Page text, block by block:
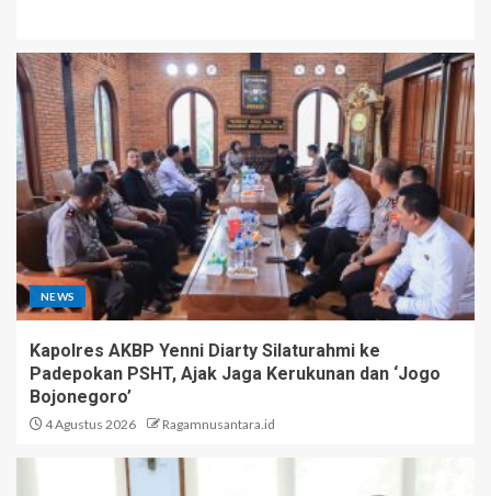
NEWS
Kapolres AKBP Yenni Diarty Silaturahmi ke
Padepokan PSHT, Ajak Jaga Kerukunan dan ‘Jogo
Bojonegoro’
4 Agustus 2026 Ragamnusantara.id